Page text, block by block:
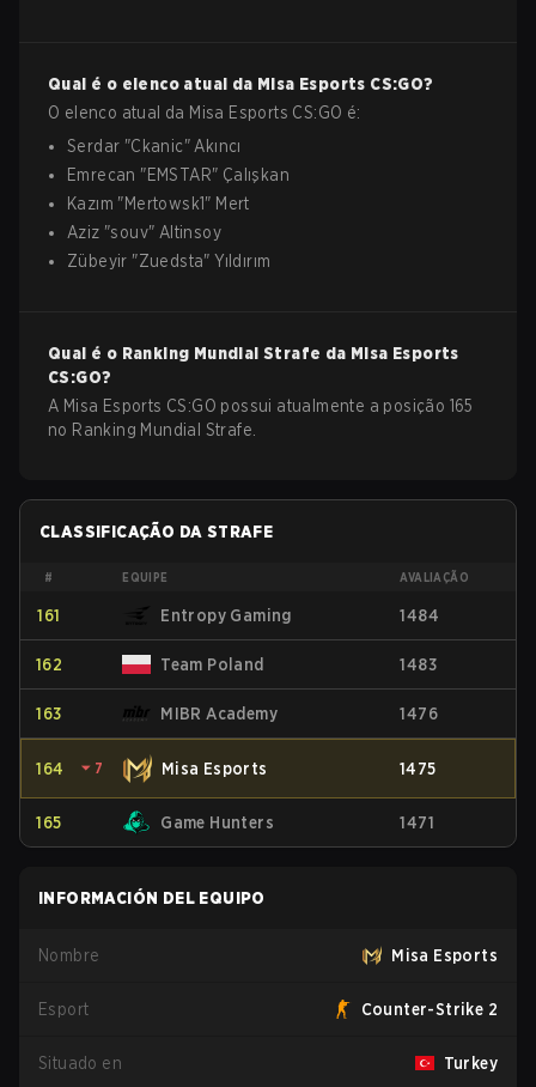
Qual é o elenco atual da Misa Esports CS:GO?
O elenco atual da Misa Esports CS:GO é:
Serdar "Ckanic" Akıncı
Emrecan "EMSTAR" Çalışkan
Kazım "Mertowsk1" Mert
Aziz "souv" Altinsoy
Zübeyir "Zuedsta"Yıldırım
Qual é o Ranking Mundial Strafe da Misa Esports
CS:GO?
A Misa Esports CS:GO possui atualmente a posição 165
no Ranking Mundial Strafe.
CLASSIFICAÇÃO DA STRAFE
# EQUIPE AVALIAÇÃO
161 Entropy Gaming 1484
162 Team Poland 1483
163 MIBR Academy 1476
164 ⏷ 7 Misa Esports 1475
165 Game Hunters 1471
INFORMACIÓN DEL EQUIPO
Nombre Misa Esports
Esport Counter-Strike 2
Situado en Turkey